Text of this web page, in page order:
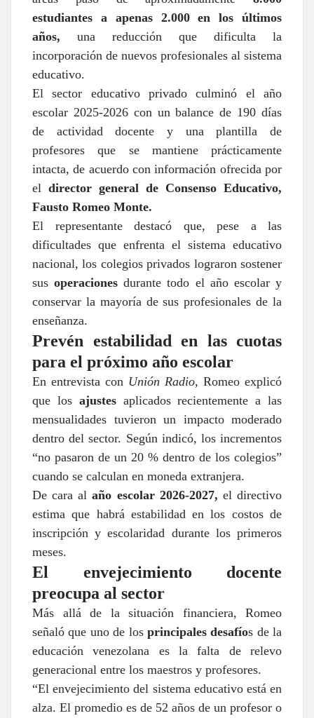
estudiantes a apenas 2.000 en los últimos
años, una reducción que dificulta la
incorporación de nuevos profesionales al sistema
educativo.
El sector educativo privado culminó el año
escolar 2025-2026 con un balance de 190 días
de actividad docente y una plantilla de
profesores que se mantiene prácticamente
intacta, de acuerdo con información ofrecida por
el director general de Consenso Educativo,
Fausto Romeo Monte.
El representante destacó que, pese a las
dificultades que enfrenta el sistema educativo
nacional, los colegios privados lograron sostener
sus operacionesdurante todo el año escolar y
conservar la mayoría de sus profesionales de la
enseñanza.
Prevén estabilidad en las cuotas
para el próximo año escolar
En entrevista con Unión Radio, Romeo explicó
que los ajustes aplicados recientemente a las
mensualidades tuvieron un impacto moderado
dentro del sector. Según indicó, los incrementos
“no pasaron de un 20 % dentro de los colegios”
cuando se calculan en moneda extranjera.
De cara al año escolar 2026-2027, el directivo
estima que habrá estabilidad en los costos de
inscripción y escolaridad durante los primeros
meses.
El envejecimiento docente
preocupa al sector
Más allá de la situación financiera, Romeo
señaló que uno de los principales desafíos de la
educación venezolana es la falta de relevo
generacional entre los maestros y profesores.
“El envejecimiento del sistema educativo está en
alza. El promedio es de 52 años de un profesor o